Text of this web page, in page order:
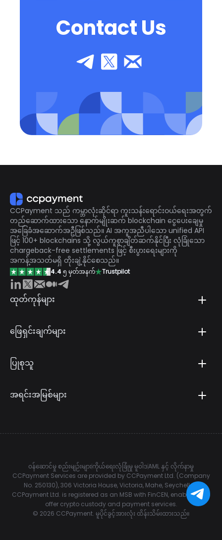
Contact Us
CCPayment သည် ကမ္ဘာလုံးဆိုင်ရာ ကူးသန်းရောင်းဝယ်ရေးအတွက်
တည်ဆောက်ထားသော နောက်မျိုးဆက် blockchain ငွေပေးချေမှု
အခြေခံအဆောက်အဦဖြစ်သည်။ AI အကူအညီပါသော unified API
ဖြင့် 100+ blockchains သို့ လွယ်ကူစွာချိတ်ဆက်နိုင်ပြီး လုံခြုံသော
chargeback-free settlements ဖြင့် စီးပွားရေးများကို
အကန့်အသတ်မရှိ တိုးချဲ့နိုင်စေသည်။
4.4 ၅ မှတ်အနက် Trustpilot
ထုတ်ကုန်များ
ဖြေရှင်းချက်များ
ပြုစုသူ
အရင်းအမြစ်များ
ဝန်ဆောင်မှု စည်းမျဉ်းများကိုယ်ရေးလုံခြုံမှု မူဝါဒAML နှင့် လိုက်နာမှု
CCPayment Services are provided by CCPayment Ltd. (Company
No. 250130), 306 Victoria House, Victoria, Mahe, Seychelles.
CCPayment Ltd. is registered as an MSB with FinCEN, enabling it to
offer crypto custody and payment services.
© 2026 CCPayment. မူပိုင်ခွင့်အားလုံး ထိန်းသိမ်းထားသည်။